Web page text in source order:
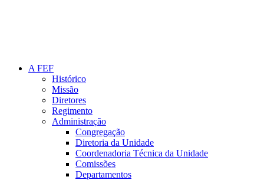
A FEF
Histórico
Missão
Diretores
Regimento
Administração
Congregação
Diretoria da Unidade
Coordenadoria Técnica da Unidade
Comissões
Departamentos